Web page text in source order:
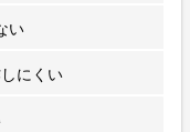
い
にくい